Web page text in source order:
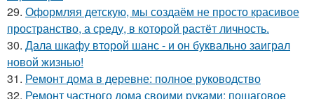
29. Оформляя детскую, мы создаём не просто красивое
пространство, а среду, в которой растёт личность.
30. Дала шкафу второй шанс - и он буквально заиграл
новой жизнью!
31. Ремонт дома в деревне: полное руководство
32. Ремонт частного дома своими руками: пошаговое